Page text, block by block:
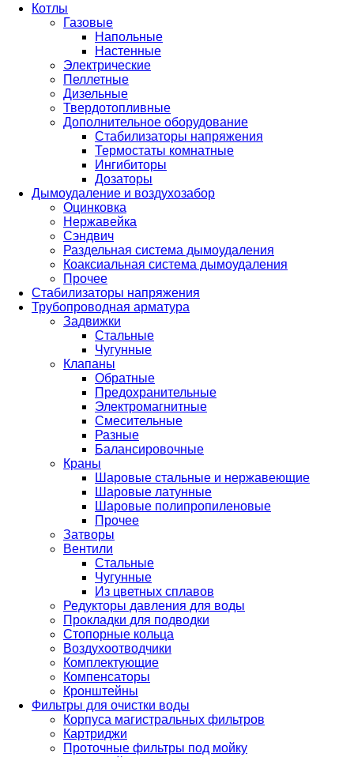
Котлы
Газовые
Напольные
Настенные
Электрические
Пеллетные
Дизельные
Твердотопливные
Дополнительное оборудование
Стабилизаторы напряжения
Термостаты комнатные
Ингибиторы
Дозаторы
Дымоудаление и воздухозабор
Оцинковка
Нержавейка
Сэндвич
Раздельная система дымоудаления
Коаксиальная система дымоудаления
Прочее
Стабилизаторы напряжения
Трубопроводная арматура
Задвижки
Стальные
Чугунные
Клапаны
Обратные
Предохранительные
Электромагнитные
Смесительные
Разные
Балансировочные
Краны
Шаровые стальные и нержавеющие
Шаровые латунные
Шаровые полипропиленовые
Прочее
Затворы
Вентили
Стальные
Чугунные
Из цветных сплавов
Редукторы давления для воды
Прокладки для подводки
Стопорные кольца
Воздухоотводчики
Комплектующие
Компенсаторы
Кронштейны
Фильтры для очистки воды
Корпуса магистральных фильтров
Картриджи
Проточные фильтры под мойку